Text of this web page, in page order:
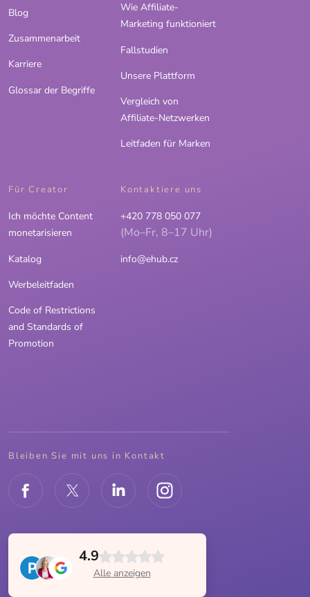
Blog
Zusammenarbeit
Karriere
Glossar der Begriffe
Wie Affiliate-
Marketing funktioniert
Fallstudien
Unsere Plattform
Vergleich von
Affiliate-Netzwerken
Leitfaden für Marken
Für Creator
Ich möchte Content
monetarisieren
Katalog
Werbeleitfaden
Code of Restrictions
and Standards of
Promotion
Kontaktiere uns
+420 778 050 077
(Mo–Fr, 8–17 Uhr)
info@ehub.cz
Bleiben Sie mit uns in Kontakt
4.9
Alle anzeigen